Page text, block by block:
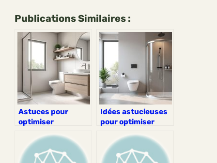
Publications Similaires :
Astuces pour
optimiser
d’une salle de bain
de 4 m²
Idées astucieuses
pour optimiser
de bain de 5m2